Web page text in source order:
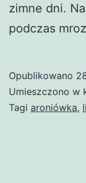
zimne dni.
podczas
Opublikowano
Umieszczono w
Tagi aroniówka,